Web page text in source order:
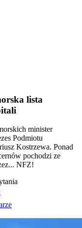
lista
minister
Podmiotu
Kostrzewa. Ponad
pochodzi ze
NFZ!